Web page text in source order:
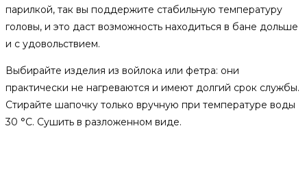
парилкой, так вы поддержите стабильную температуру
головы, и это даст возможность находиться в бане дольше
и с удовольствием.
Выбирайте изделия из войлока или фетра: они
практически не нагреваются и имеют долгий срок службы.
Стирайте шапочку только вручную при температуре воды
30 °C. Сушить в разложенном виде.